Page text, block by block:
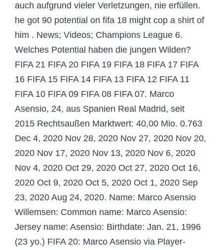
auch aufgrund vieler Verletzungen, nie erfüllen.
he got 90 potential on fifa 18 might cop a shirt of
him . News; Videos; Champions League 6.
Welches Potential haben die jungen Wilden?
FIFA 21 FIFA 20 FIFA 19 FIFA 18 FIFA 17 FIFA
16 FIFA 15 FIFA 14 FIFA 13 FIFA 12 FIFA 11
FIFA 10 FIFA 09 FIFA 08 FIFA 07. Marco
Asensio, 24, aus Spanien Real Madrid, seit
2015 Rechtsaußen Marktwert: 40,00 Mio. 0.763
Dec 4, 2020 Nov 28, 2020 Nov 27, 2020 Nov 20,
2020 Nov 17, 2020 Nov 13, 2020 Nov 6, 2020
Nov 4, 2020 Oct 29, 2020 Oct 27, 2020 Oct 16,
2020 Oct 9, 2020 Oct 5, 2020 Oct 1, 2020 Sep
23, 2020 Aug 24, 2020. Name: Marco Asensio
Willemsen: Common name: Marco Asensio:
Jersey name: Asensio: Birthdate: Jan. 21, 1996
(23 yo.) FIFA 20: Marco Asensio via Player-